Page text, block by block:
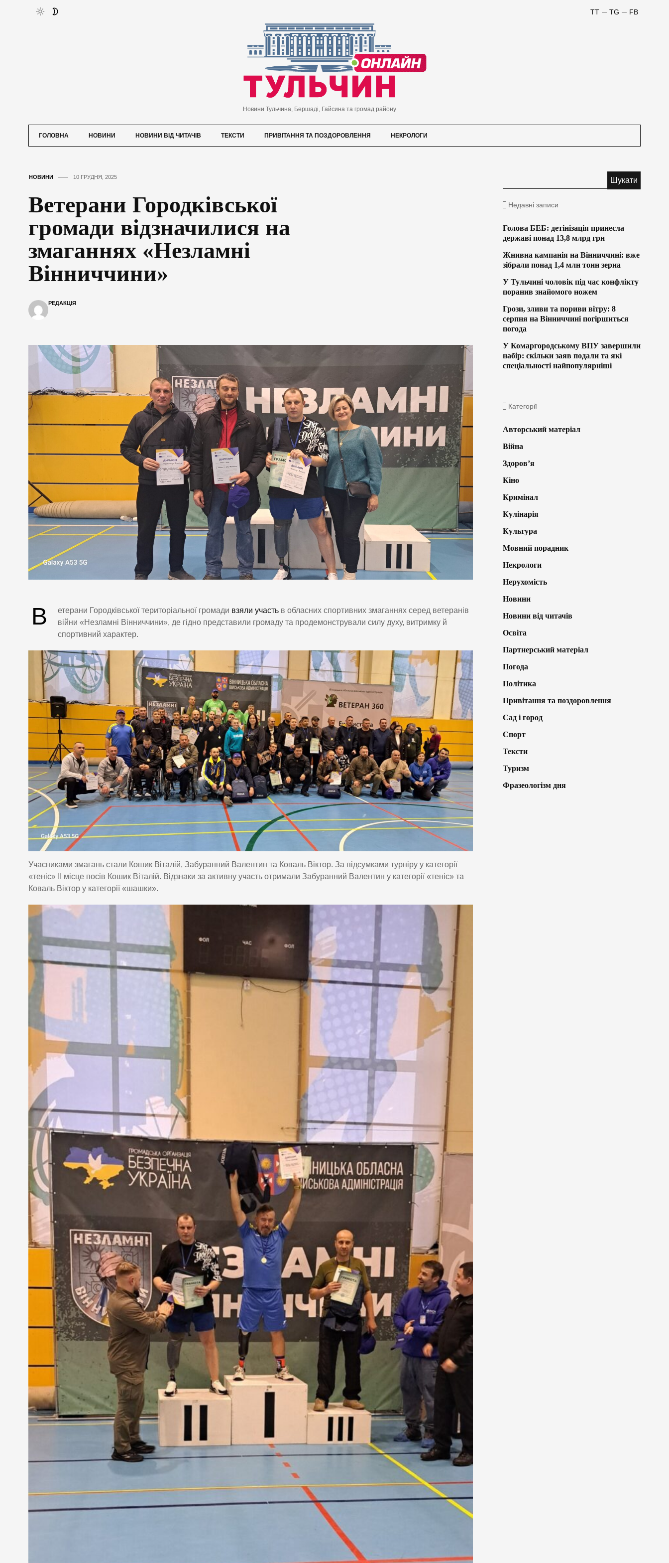
FB
TG
TT
Новини Тульчина, Бершаді, Гайсина та громад району
ГОЛОВНА НОВИНИ НОВИНИ ВІД ЧИТАЧІВ ТЕКСТИ ПРИВІТАННЯ ТА ПОЗДОРОВЛЕННЯ НЕКРОЛОГИ
НОВИНИ 10 ГРУДНЯ, 2025
Ветерани Городківської
громади відзначилися на
змаганнях «Незламні
Вінниччини»
РЕДАКЦІЯ
В етерани Городківської територіальної громади взяли участь в обласних спортивних змаганнях серед ветеранів
війни «Незламні Вінниччини», де гідно представили громаду та продемонстрували силу духу, витримку й
спортивний характер.
Учасниками змагань стали Кошик Віталій, Забуранний Валентин та Коваль Віктор. За підсумками турніру у категорії
«теніс» ІІ місце посів Кошик Віталій. Відзнаки за активну участь отримали Забуранний Валентин у категорії «теніс» та
Коваль Віктор у категорії «шашки».
Недавні записи
Голова БЕБ: детінізація принесла
державі понад 13,8 млрд грн
Жнивна кампанія на Вінниччині: вже
зібрали понад 1,4 млн тонн зерна
У Тульчині чоловік під час конфлікту
поранив знайомого ножем
Грози, зливи та пориви вітру: 8
серпня на Вінниччині погіршиться
погода
У Комаргородському ВПУ завершили
набір: скільки заяв подали та які
спеціальності найпопулярніші
Категорії
Авторський матеріал
Війна
Здоров’я
Кіно
Кримінал
Кулінарія
Культура
Мовний порадник
Некрологи
Нерухомість
Новини
Новини від читачів
Освіта
Партнерський матеріал
Погода
Політика
Привітання та поздоровлення
Сад і город
Спорт
Тексти
Туризм
Фразеологізм дня